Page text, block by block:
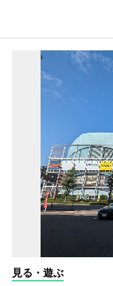
見る・遊ぶ